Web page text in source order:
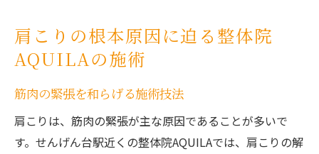
肩こりの根本原因に迫る整体院
AQUILAの施術
筋肉の緊張を和らげる施術技法
肩こりは、筋肉の緊張が主な原因であることが多いで
す。せんげん台駅近くの整体院AQUILAでは、肩こりの解